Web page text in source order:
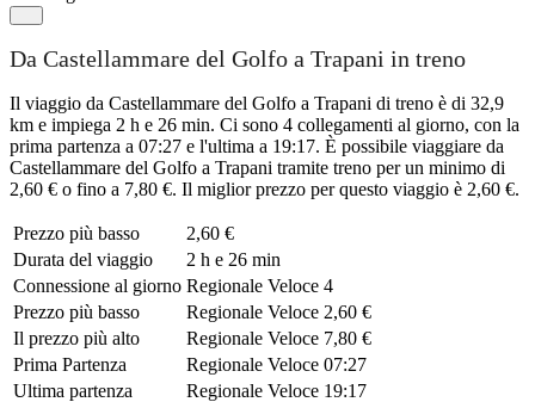
Da Castellammare del Golfo a Trapani in treno
Il viaggio da Castellammare del Golfo a Trapani di treno è di 32,9
km e impiega 2 h e 26 min. Ci sono 4 collegamenti al giorno, con la
prima partenza a 07:27 e l'ultima a 19:17. È possibile viaggiare da
Castellammare del Golfo a Trapani tramite treno per un minimo di
2,60 € o fino a 7,80 €. Il miglior prezzo per questo viaggio è 2,60 €.
Prezzo più basso
2,60 €
Durata del viaggio
2 h e 26 min
Connessione al giorno Regionale Veloce 4
Prezzo più basso
Regionale Veloce 2,60 €
Il prezzo più alto
Regionale Veloce 7,80 €
Prima Partenza
Regionale Veloce 07:27
Ultima partenza
Regionale Veloce 19:17